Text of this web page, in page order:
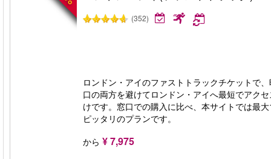
(352)
ロンドン・アイのファストトラックチケットで
口の両方を避けてロンドン・アイへ最短でアク
けです。窓口での購入に比べ、本サイトでは最
ピッタリのプランです。
から ¥ 7,975